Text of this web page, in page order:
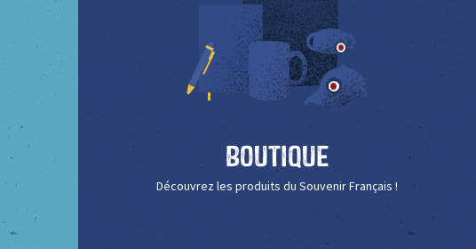
Boutique
Découvrez les produits du Souvenir Français !